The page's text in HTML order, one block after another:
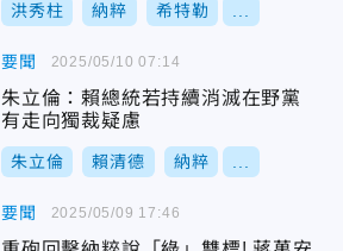
洪秀柱 納粹 希特勒
要聞
朱立倫：賴總統若持續消滅在野黨
有走向獨裁疑慮
朱立倫 賴清德 納粹
2025/05/10 07:14
要聞 2025/05/09 17:46